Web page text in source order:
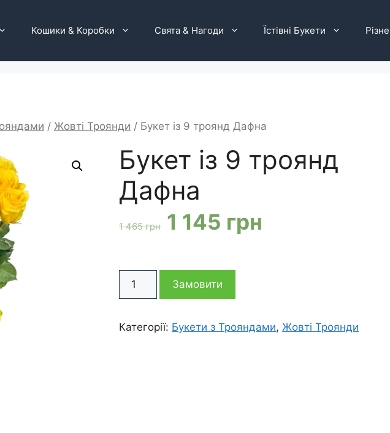
Кошики & Коробки Свята & Нагоди Їстівні Букети Різне
/ Жовті Троянди / Букет із 9 троянд Дафна
Букет із 9 троянд
Дафна
1 465грн Оригінальна
1
465 грн
1 145 грн
145 грн
троянд
Замовити
Категорії: Букети з Трояндами, Жовті Троянди